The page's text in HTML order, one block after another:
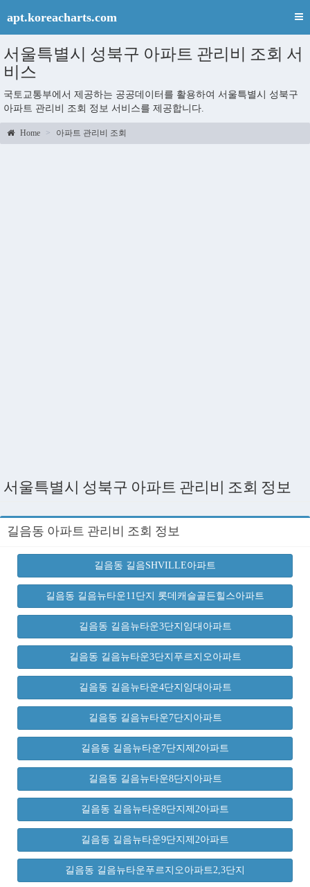
apt.koreacharts.com
서울특별시 성북구 아파트 관리비 조회 서
비스
국토교통부에서 제공하는 공공데이터를 활용하여 서울특별시 성북구
아파트 관리비 조회 정보 서비스를 제공합니다.
Home 아파트 관리비 조회
서울특별시 성북구 아파트 관리비 조회 정보
길음동 아파트 관리비 조회 정보
길음동 길음SHVILLE아파트
길음동 길음뉴타운11단지 롯데캐슬골든힐스아파트
길음동 길음뉴타운3단지임대아파트
길음동 길음뉴타운3단지푸르지오아파트
길음동 길음뉴타운4단지임대아파트
길음동 길음뉴타운7단지아파트
길음동 길음뉴타운7단지제2아파트
길음동 길음뉴타운8단지아파트
길음동 길음뉴타운8단지제2아파트
길음동 길음뉴타운9단지제2아파트
길음동 길음뉴타운푸르지오아파트2,3단지